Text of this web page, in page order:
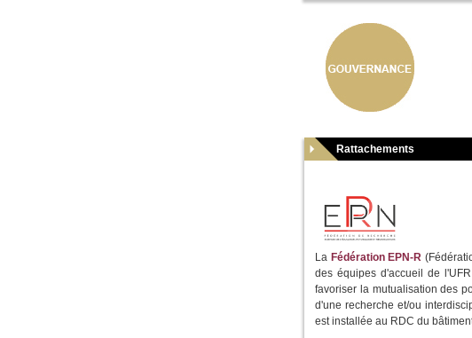
Rattachements
La Fédération EPN-R
des équipes d'accueil de
favoriser la mutualisation des
d'une recherche et/ou
est installée au RDC du